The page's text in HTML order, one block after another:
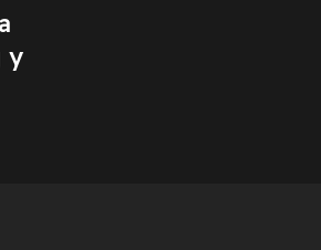
y